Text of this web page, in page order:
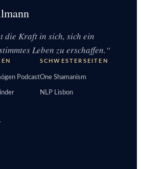
die Kraft in sich, sich ein
Leben zu erschaffen.“
Podcast
SCHWESTERSEITEN
One Shamanism
NLP Lisbon